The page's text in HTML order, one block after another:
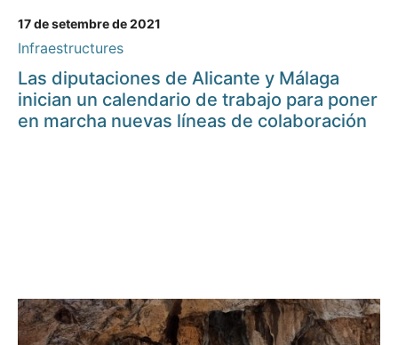
17 de setembre de 2021
Infraestructures
Las diputaciones de Alicante y Málaga
inician un calendario de trabajo para poner
en marcha nuevas líneas de colaboración